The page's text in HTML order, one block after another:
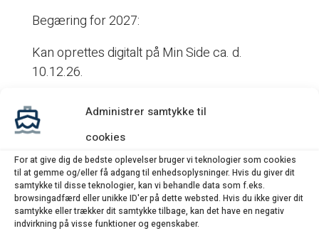
Administrer samtykke til
cookies
For at give dig de bedste oplevelser bruger vi teknologier som cookies
til at gemme og/eller få adgang til enhedsoplysninger. Hvis du giver dit
samtykke til disse teknologier, kan vi behandle data som f.eks.
browsingadfærd eller unikke ID'er på dette websted. Hvis du ikke giver dit
samtykke eller trækker dit samtykke tilbage, kan det have en negativ
indvirkning på visse funktioner og egenskaber.
Begæring for 2027:
Kan oprettes digitalt på Min Side ca. d.
10.12.26.
Hvad leder du efter?